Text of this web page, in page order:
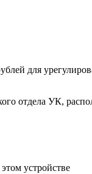
для
отдела УК,
устройстве